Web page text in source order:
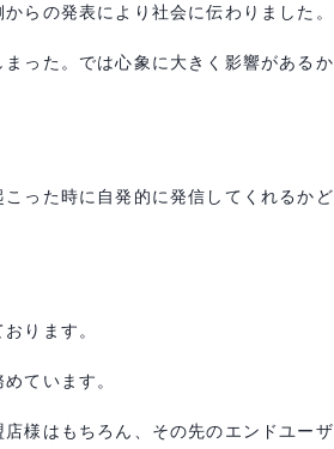
らの発表により社会に伝わりました。
った。では心象に大きく影響があるか
った時に自発的に発信してくれるかど
ります。
ています。
様はもちろん、その先のエンドユーザ